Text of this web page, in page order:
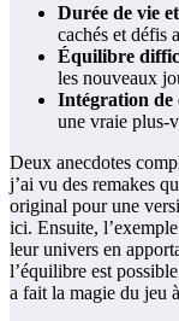
Durée de vie
cachés et défis
Équilibre
les nouveaux
Intégration de
une vraie plus-
Deux anecdotes
j’ai vu des remakes
original pour une
ici. Ensuite,
leur univers en
l’équilibre est
a fait la magie du jeu